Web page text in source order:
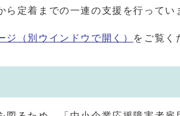
定着までの一連の支援を行ってい
ジ （別ウインドウで開く） をご覧く